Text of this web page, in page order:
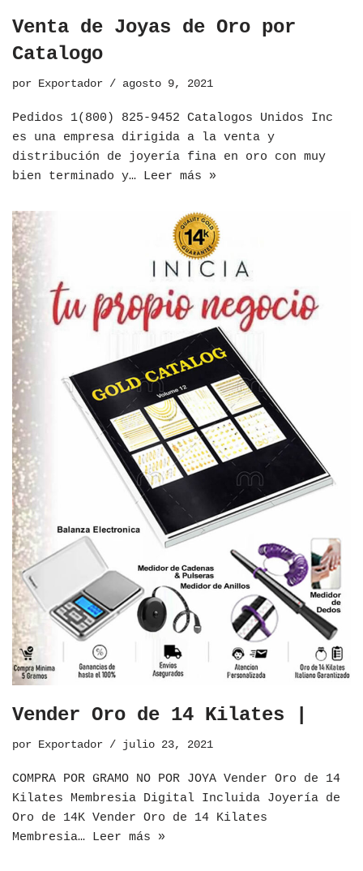
Venta de Joyas de Oro por
Catalogo
por Exportador agosto 9, 2021
Pedidos 1(800) 825-9452 Catalogos Unidos Inc
es una empresa dirigida a la venta y
distribución de joyería fina en oro con muy
bien terminado y… Leer más »
Vender Oro de 14 Kilates |
por Exportador julio 23, 2021
COMPRA POR GRAMO NO POR JOYA Vender Oro de 14
Kilates Membresia Digital Incluida Joyería de
Oro de 14K Vender Oro de 14 Kilates
Membresia… Leer más »